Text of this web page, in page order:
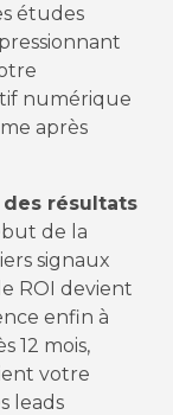
études
numérique
après
résultats
de la
signaux
ROI devient
enfin à
12 mois,
votre
leads